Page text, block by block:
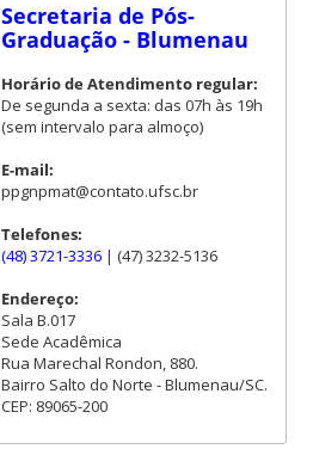
Secretaria de Pós-
Graduação - Blumenau
Horário de Atendimento regular:
De segunda a sexta: das 07h às 19h
(sem intervalo para almoço)
E-mail:
ppgnpmat@contato.ufsc.br
Telefones:
(48) 3721-3336| (47) 3232-5136
Endereço:
Sala B.017
Sede Acadêmica
Rua Marechal Rondon, 880.
Bairro Salto do Norte - Blumenau/SC.
CEP: 89065-200